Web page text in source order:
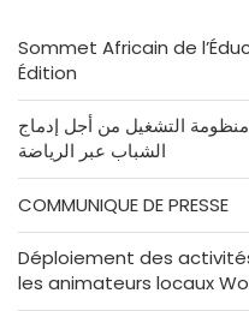
Sommet Africain de
Édition
منظومة التشغيل من أجل إدماج
الشباب عبر الرياضة
COMMUNIQUE DE PRESSE
Déploiement des
les animateurs locaux